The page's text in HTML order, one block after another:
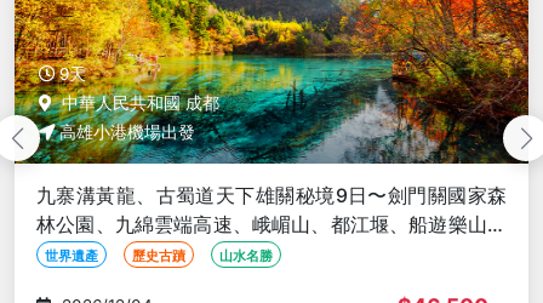
9天
中華人民共和國 成都
高雄小港機場出發
九寨溝黃龍、古蜀道天下雄關秘境9日〜劍門關國家森
林公園、九綿雲端高速、峨嵋山、都江堰、船遊樂山大
佛-高雄出發(文化參訪)
世界遺產 歷史古蹟 山水名勝